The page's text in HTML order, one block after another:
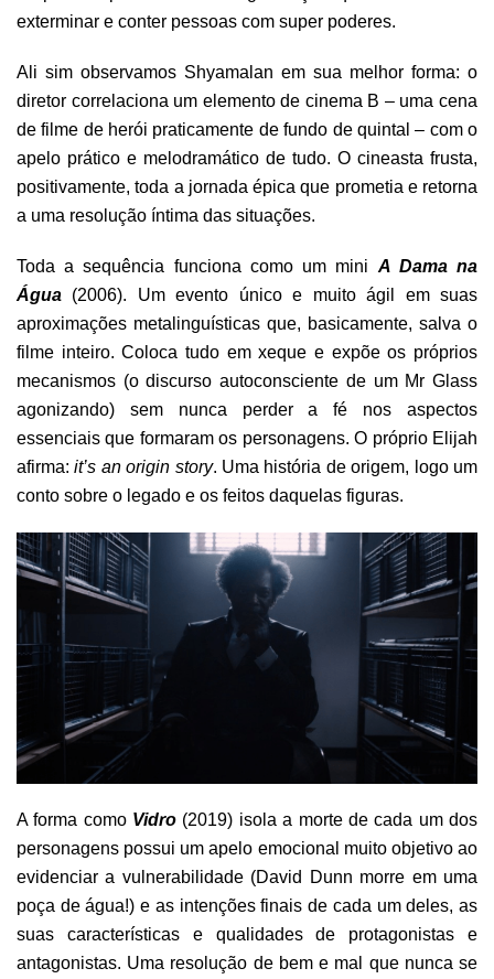
exterminar e conter pessoas com super poderes.
Ali sim observamos Shyamalan em sua melhor forma: o
diretor correlaciona um elemento de cinema B – uma cena
de filme de herói praticamente de fundo de quintal – com o
apelo prático e melodramático de tudo. O cineasta frusta,
positivamente, toda a jornada épica que prometia e retorna
a uma resolução íntima das situações.
Toda a sequência funciona como um mini A Dama na
Água (2006). Um evento único e muito ágil em suas
aproximações metalinguísticas que, basicamente, salva o
filme inteiro. Coloca tudo em xeque e expõe os próprios
mecanismos (o discurso autoconsciente de um Mr Glass
agonizando) sem nunca perder a fé nos aspectos
essenciais que formaram os personagens. O próprio Elijah
afirma:it’s an origin story. Uma história de origem, logo um
conto sobre o legado e os feitos daquelas figuras.
A forma como Vidro (2019) isola a morte de cada um dos
personagens possui um apelo emocional muito objetivo ao
evidenciar a vulnerabilidade (David Dunn morre em uma
poça de água!) e as intenções finais de cada um deles, as
suas características e qualidades de protagonistas e
antagonistas. Uma resolução de bem e mal que nunca se